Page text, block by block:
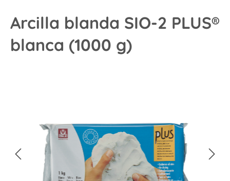
Arcilla blanda SIO-2 PLUS®
blanca (1000 g)